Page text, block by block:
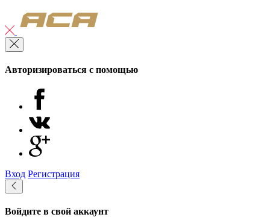
Авторизироваться с помощью
Вход Регистрация
Войдите в свой аккаунт